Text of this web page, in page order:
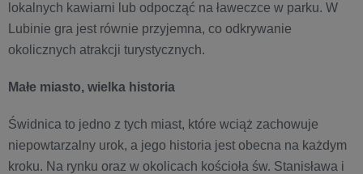
lokalnych kawiarni lub odpocząć na ławeczce w parku. W
Lubinie gra jest równie przyjemna, co odkrywanie
okolicznych atrakcji turystycznych.
Małe miasto, wielka historia
Świdnica to jedno z tych miast, które wciąż zachowuje
niepowtarzalny urok, a jego historia jest obecna na każdym
kroku. Na rynku oraz w okolicach kościoła św. Stanisława i